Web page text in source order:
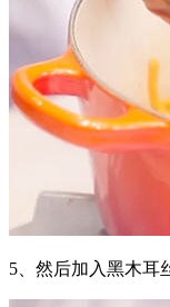
5、然后加入黑木耳